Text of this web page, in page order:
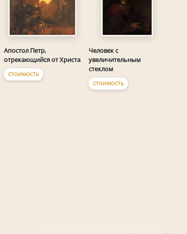
Апостол Петр,
отрекающийся от Христа
СТОИМОСТЬ
Человек с
увеличительным
стеклом
СТОИМОСТЬ